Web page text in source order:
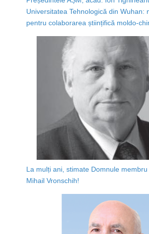
Universitatea Tehnologică din Wuhan:
pentru colaborarea științifică moldo-
La mulți ani, stimate Domnule
Mihail Vronschih!